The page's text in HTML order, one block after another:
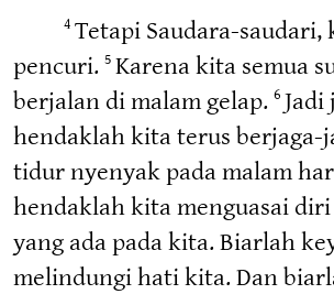
4 Tetapi Saudara-
pencuri. 5 Karena kita semua
berjalan di malam gelap. 6
hendaklah kita terus berjaga-
tidur nyenyak pada malam
hendaklah kita menguasai
yang ada pada kita. Biarlah
melindungi hati kita. Dan